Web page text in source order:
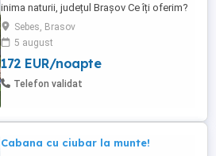
inima naturii, județul Brașov Ce îți oferim?
6 cabane A-frame ,având capacitatea
maxima de 4 persoane în total 24 locuri de
cazare Sală de mese foișor & bbq area ;
bucătărie complet echipată Loc de joacă
pentru copii Piscină ; minifermă Lac ...
Sebes, Brasov
5 august
172 EUR/noapte
Telefon validat
Cabana cu ciubar la munte!